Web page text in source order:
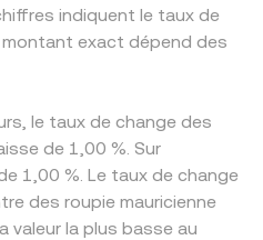
indiquent le taux de
montant exact dépend des
le taux de change des
de 1,00 %. Sur
1,00 %. Le taux de change
des roupie mauricienne
valeur la plus basse au